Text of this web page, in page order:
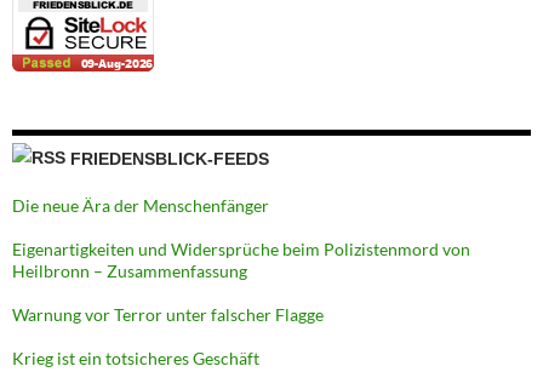
FRIEDENSBLICK-FEEDS
Die neue Ära der Menschenfänger
Eigenartigkeiten und Widersprüche beim Polizistenmord von
Heilbronn – Zusammenfassung
Warnung vor Terror unter falscher Flagge
Krieg ist ein totsicheres Geschäft